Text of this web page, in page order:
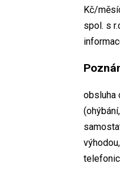
Kč/
spol. s
obsluha